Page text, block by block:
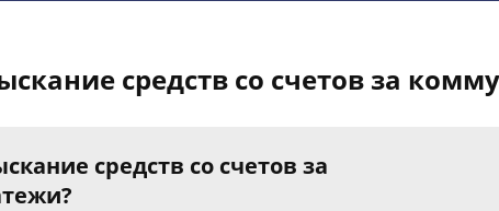
средств со счетов за
средств со счетов за